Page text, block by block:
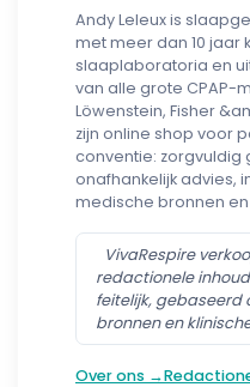
Andy Leleux is
met meer dan 10 jaar
slaaplaboratoria en
van alle grote CPAP-
Löwenstein, Fisher
zijn online shop voor
conventie:
onafhankelijk advies,
medische bronnen
VivaRespire
redactionele
feitelijk, gebaseerd
bronnen en
Over ons →